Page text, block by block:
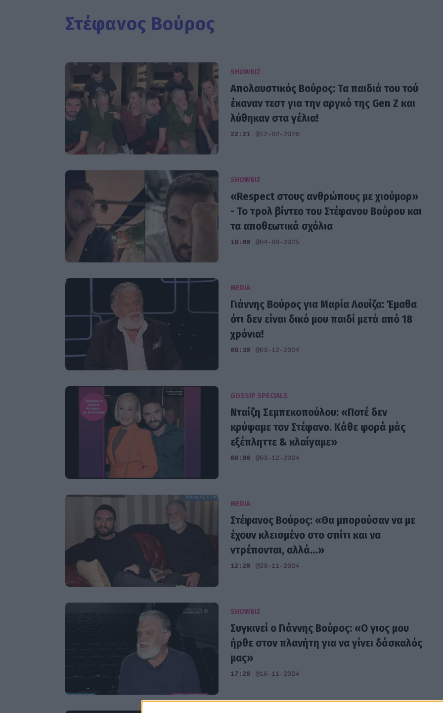
Στέφανος Βούρος
SHOWBIZ
Απολαυστικός Βούρος: Τα παιδιά του τού
έκαναν τεστ για την αργκό της Gen Z και
λύθηκαν στα γέλια!
22:21 @12-02-2026
SHOWBIZ
«Respect στους ανθρώπους με χιούμορ»
- Το τρολ βίντεο του Στέφανου Βούρου και
τα αποθεωτικά σχόλια
18:00 @04-08-2025
MEDIA
Γιάννης Βούρος για Μαρία Λουίζα: Έμαθα
ότι δεν είναι δικό μου παιδί μετά από 18
χρόνια!
08:30 @03-12-2024
GOSSIP SPECIALS
Νταίζη Σεμπεκοπούλου: «Ποτέ δεν
κρύψαμε τον Στέφανο. Κάθε φορά μάς
εξέπληττε & κλαίγαμε»
08:00 @03-12-2024
MEDIA
Στέφανος Βούρος: «Θα μπορούσαν να με
έχουν κλεισμένο στο σπίτι και να
ντρέπονται, αλλά…»
12:20 @29-11-2024
SHOWBIZ
Συγκινεί ο Γιάννης Βούρος: «Ο γιος μου
ήρθε στον πλανήτη για να γίνει δάσκαλός
μας»
17:28 @16-11-2024